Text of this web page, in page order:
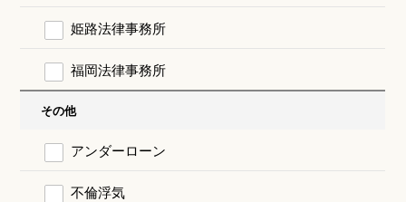
姫路法律事務所
福岡法律事務所
その他
アンダーローン
不倫浮気